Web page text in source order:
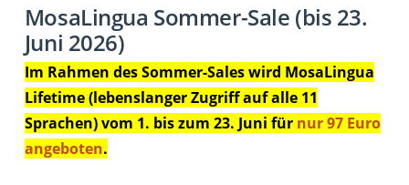
MosaLingua Sommer-Sale (bis 23.
Juni 2026)
Im Rahmen des Sommer-Sales wird MosaLingua
Lifetime (lebenslanger Zugriff auf alle 11
Sprachen) vom 1. bis zum 23. Juni für nur 97 Euro
angeboten.